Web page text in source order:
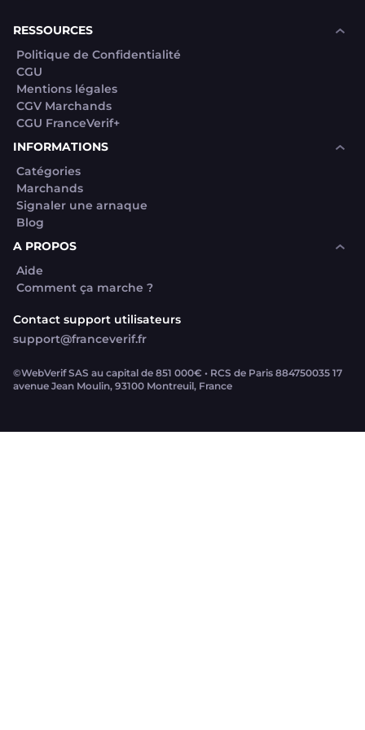
RESSOURCES
Politique de Confidentialité
CGU
Mentions légales
CGV Marchands
CGU FranceVerif+
INFORMATIONS
Catégories
Marchands
Signaler une arnaque
Blog
A PROPOS
Aide
Comment ça marche ?
Contact support utilisateurs
support@franceverif.fr
©WebVerif SAS au capital de 851 000€ • RCS de Paris 884750035 17
avenue Jean Moulin, 93100 Montreuil, France